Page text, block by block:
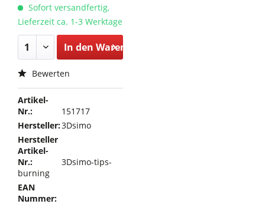
Sofort versandfertig,
Lieferzeit ca. 1-3 Werktage
In den Warenkorb
Bewerten
Artikel-
Nr.:
151717
Hersteller:3Dsimo
Hersteller
Artikel-
Nr.:
3Dsimo-tips-
burning
EAN
Nummer: